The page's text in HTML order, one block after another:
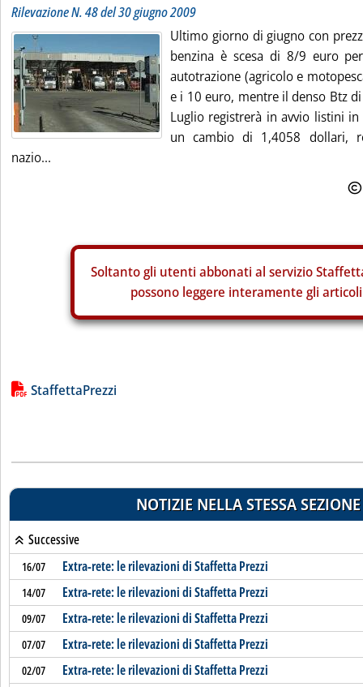
Rilevazione N. 48 del 30 giugno 2009
Ultimo giorno di giugno con
benzina è scesa di 8/9 euro
autotrazione (agricolo e
e i 10 euro, mentre il denso Btz
Luglio registrerà in avvio listini
un cambio di 1,4058 dollari,
nazio...
Soltanto gli utenti abbonati al servizio
possono leggere interamente gli
Lista allegati PDF alla notizia
StaffettaPrezzi
NOTIZIE NELLA STESSA SEZIONE
Successive
16/07 Extra-rete: le rilevazioni di Staffetta Prezzi
14/07 Extra-rete: le rilevazioni di Staffetta Prezzi
09/07 Extra-rete: le rilevazioni di Staffetta Prezzi
07/07 Extra-rete: le rilevazioni di Staffetta Prezzi
02/07 Extra-rete: le rilevazioni di Staffetta Prezzi